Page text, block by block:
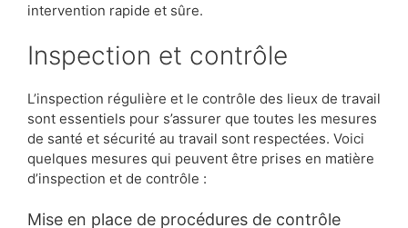
intervention rapide et sûre.
Inspection et contrôle
L’inspection régulière et le contrôle des lieux de travail
sont essentiels pour s’assurer que toutes les mesures
de santé et sécurité au travail sont respectées. Voici
quelques mesures qui peuvent être prises en matière
d’inspection et de contrôle :
Mise en place de procédures de contrôle